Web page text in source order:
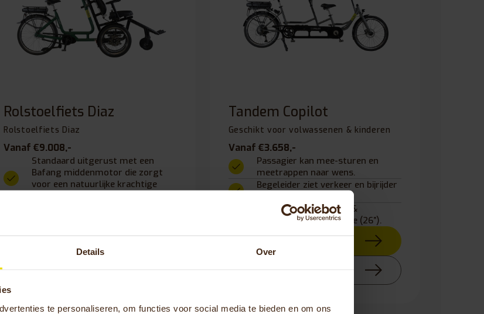
Details Over
te personaliseren, om functies voor social media te bieden en om ons
Rolstoelfiets Diaz
Rolstoelfiets Diaz
Vanaf €9.008,-
Standaard uitgerust met een
Bafang middenmotor die zorgt
voor een natuurlijke krachtige
Tandem Copilot
Geschikt voor volwassenen & kinderen
Vanaf €3.658,-
Passagier kan mee-sturen en
meetrappen naar wens.
Begeleider ziet verkeer en bijrijder
Volwassene-kind (24”) &
volwassene-volwassene (26”).